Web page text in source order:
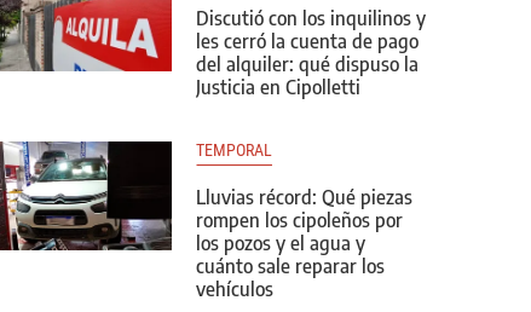
Discutió con los inquilinos y
les cerró la cuenta de pago
del alquiler: qué dispuso la
Justicia en Cipolletti
TEMPORAL
Lluvias récord: Qué piezas
rompen los cipoleños por
los pozos y el agua y
cuánto sale reparar los
vehículos